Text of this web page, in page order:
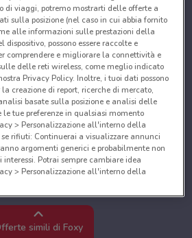
simili di Foxy
di viaggi, potremo mostrarti delle offerte a
sulla posizione (nel caso in cui abbia fornito
alle informazioni sulle prestazioni della
possono essere raccolte e
comprendere e migliorare la connettività e
delle reti wireless, come meglio indicato
Privacy Policy. Inoltre, i tuoi dati possono
creazione di report, ricerche di mercato,
basate sulla posizione e analisi delle
le tue preferenze in qualsiasi momento
> Personalizzazione all'interno della
se rifiuti: Continuerai a visualizzare annunci
argomenti generici e probabilmente non
Potrai sempre cambiare idea
> Personalizzazione all'interno della
trattiamo i dati per fornire:
precisi. Scansione attiva delle
ai fini dell’identificazione. Archiviare